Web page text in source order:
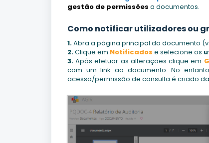
gestão de permissões a documentos.
Como notificar utilizadores ou
1.Abra a página principal do documento
2.Clique em Notificados e selecione os
3.Após efetuar as alterações clique em
com um link ao documento. No
acesso/permissão de consulta é criado